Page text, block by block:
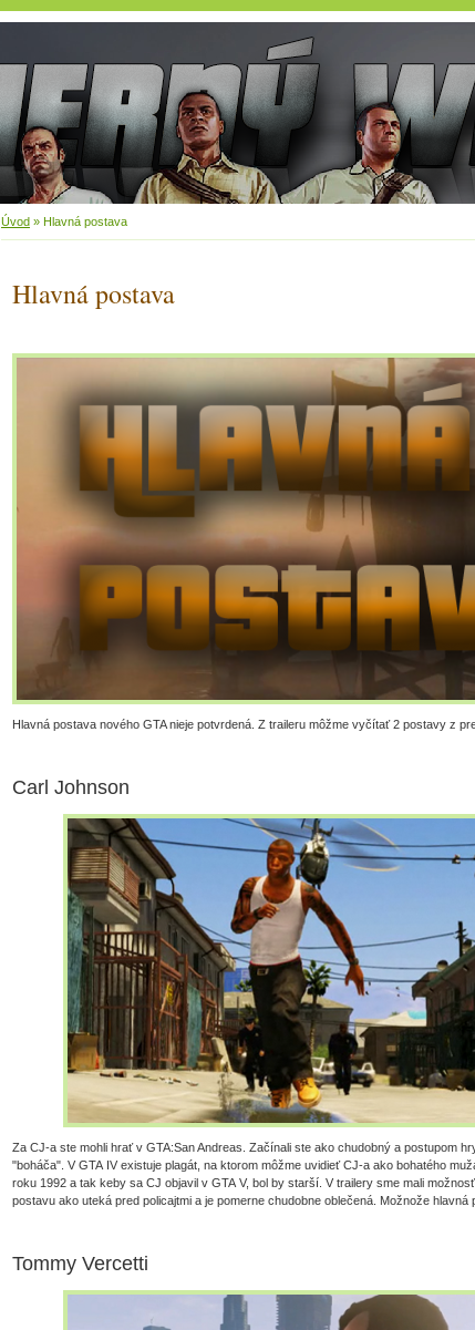
Úvod » Hlavná postava
Hlavná postava
Hlavná postava nového GTA nieje potvrdená. Z traileru môžme vyčítať 2 postavy z
Carl Johnson
Za CJ-a ste mohli hrať v GTA:San Andreas. Začínali ste ako chudobný a postupom
"boháča". V GTA IV existuje plagát, na ktorom môžme uvidieť CJ-a ako bohatého
roku 1992 a tak keby sa CJ objavil v GTA V, bol by starší. V trailery sme mali
postavu ako uteká pred policajtmi a je pomerne chudobne oblečená. Možnože hlavná
Tommy Vercetti